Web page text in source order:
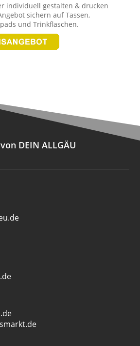
individuell gestalten & drucken
sichern auf Tassen,
und Trinkflaschen.
DEIN ALLGÄU